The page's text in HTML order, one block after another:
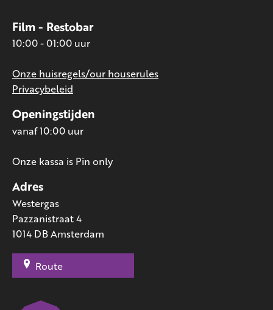
Adres
Westergas
Pazzanistraat 4
1014 DB Amsterdam
Route
Openingstijden
vanaf 10:00 uur
Onze kassa is Pin only
Film - Restobar
10:00 - 01:00 uur
Onze huisregels/our houserules
Privacybeleid